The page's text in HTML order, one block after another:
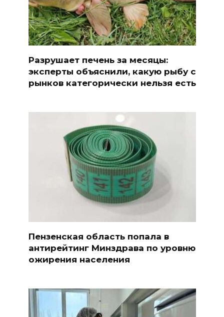
Разрушает печень за месяцы:
эксперты объяснили, какую рыбу с
рынков категорически нельзя есть
Пензенская область попала в
антирейтинг Минздрава по уровню
ожирения населения